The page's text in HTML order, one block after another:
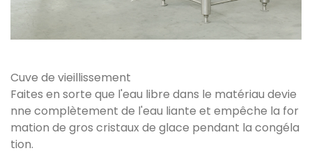
Cuve de vieillissement
Faites en sorte que l'eau libre dans le matériau devie
nne complètement de l'eau liante et empêche la for
mation de gros cristaux de glace pendant la congéla
tion.